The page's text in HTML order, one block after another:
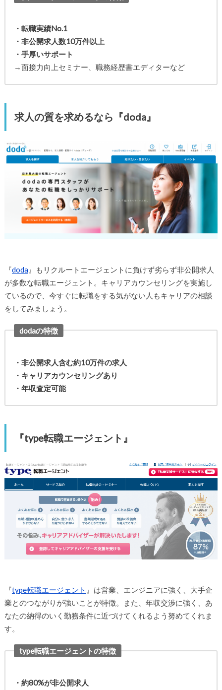
・転職実績No.1
・非公開求人数10万件以上
・手厚いサポート
→面接力向上セミナー、職務経歴書エディターなど
求人の質を求めるなら『doda』
『doda』もリクルートエージェントに負けず劣らず非公開求人
が多数な転職エージェント。キャリアカウンセリングを実施し
ているので、今すぐに転職をする気がない人もキャリアの相談
をしてみましょう。
dodaの特徴
・非公開求人含む約10万件の求人
・キャリアカウンセリングあり
・年収査定可能
『type転職エージェント』
『type転職エージェント 』は営業、エンジニアに強く、大手企
業とのつながりが強いことが特徴。また、年収交渉に強く、あ
なたの納得のいく勤務条件に近づけてくれるよう努めてくれま
す。
type転職エージェントの特徴
・約80%が非公開求人